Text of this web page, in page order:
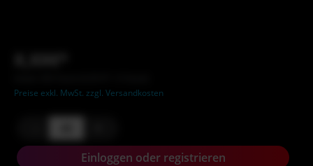
Preise exkl. MwSt. zzgl. Versandkosten
Einloggen oder registrieren